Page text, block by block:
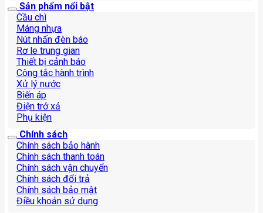
Sản phẩm nổi bật
Cầu chì
Máng nhựa
Nút nhấn đèn báo
Rơ le trung gian
Thiết bị cảnh báo
Công tắc hành trình
Xử lý nước
Biến áp
Điện trở xả
Phụ kiện
Chính sách
Chính sách bảo hành
Chính sách thanh toán
Chính sách vận chuyển
Chính sách đổi trả
Chính sách bảo mật
Điều khoản sử dụng